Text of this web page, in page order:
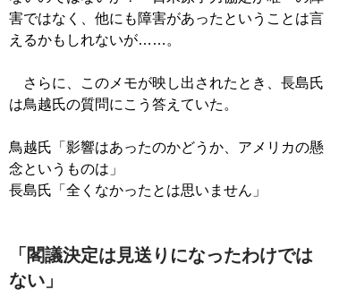
害ではなく、他にも障害があったということは言
えるかもしれないが……。
さらに、このメモが映し出されたとき、長島氏
は鳥越氏の質問にこう答えていた。
鳥越氏「影響はあったのかどうか、アメリカの懸
念というものは」
長島氏「全くなかったとは思いません」
「閣議決定は見送りになったわけでは
ない」